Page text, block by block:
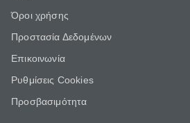
Όροι χρήσης
Προστασία Δεδομένων
Επικοινωνία
Ρυθμίσεις Cookies
Προσβασιμότητα